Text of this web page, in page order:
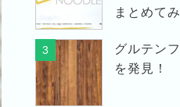
まとめて
3
グルテン
を発見！